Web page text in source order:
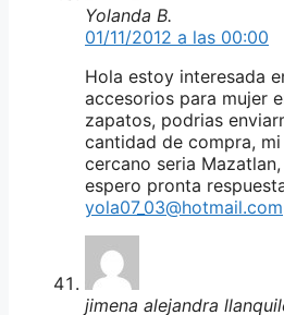
Yolanda B.
01/11/2012 a las 00:00
Hola estoy interesada
accesorios para mujer
zapatos, podrias
cantidad de compra,
cercano seria
espero pronta
yola07_03@hotmail.com
jimena alejandra